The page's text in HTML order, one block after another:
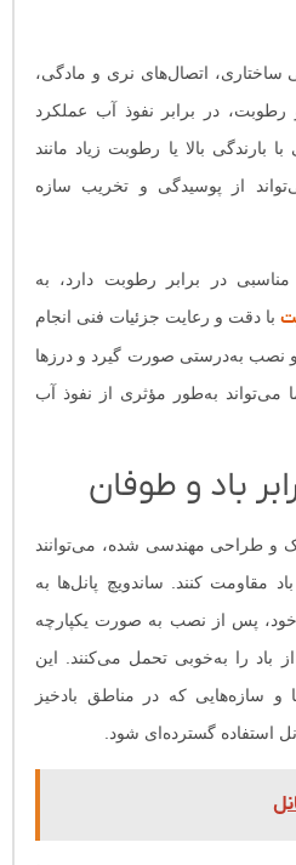
ساختاری، اتصال‌های نری و مادگی،
در برابر نفوذ آب عملکرد
بارندگی بالا یا رطوبت زیاد مانند
از پوسیدگی و تخریب سازه
در برابر رطوبت دارد، به
با دقت و رعایت جزئیات فنی انجام
نصب به‌درستی صورت گیرد و درزها
می‌تواند به‌طور مؤثری از نفوذ آب
و طراحی مهندسی شده، می‌توانند
مقاومت کنند. ساندویچ پانل‌ها به
خود، پس از نصب به صورت یکپارچه
باد را به‌خوبی تحمل می‌کنند. این
سازه‌هایی که در مناطق بادخیز
استفاده گسترده‌ای شود.